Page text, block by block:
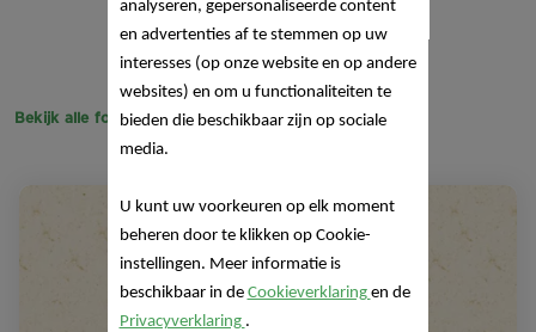
Bekijk alle foto's
analyseren, gepersonaliseerde content
en advertenties af te stemmen op uw
interesses (op onze website en op andere
websites) en om u functionaliteiten te
bieden die beschikbaar zijn op sociale
media.
U kunt uw voorkeuren op elk moment
beheren door te klikken op Cookie-
instellingen. Meer informatie is
beschikbaar in de Cookieverklaring en de
Privacyverklaring .